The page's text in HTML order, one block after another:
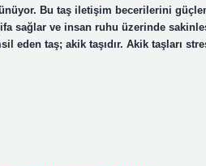
Bu taş iletişim becerilerini
sağlar ve insan ruhu üzerinde
taş; akik taşıdır. Akik taşları